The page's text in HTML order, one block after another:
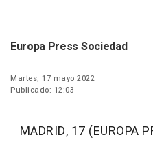
Europa Press Sociedad
Martes, 17 mayo 2022
Publicado: 12:03
MADRID, 17 (EUROPA